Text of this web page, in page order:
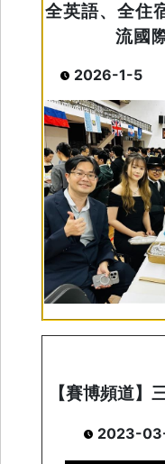
全英語、全住
流國
【賽博頻道】